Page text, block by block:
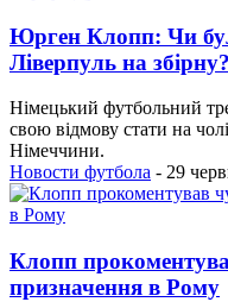
Юрген Клопп: Чи
Ліверпуль на
Німецький футбольний
свою відмову стати на
Німеччини.
Новости футбола - 29
Клопп
призначення в Рому